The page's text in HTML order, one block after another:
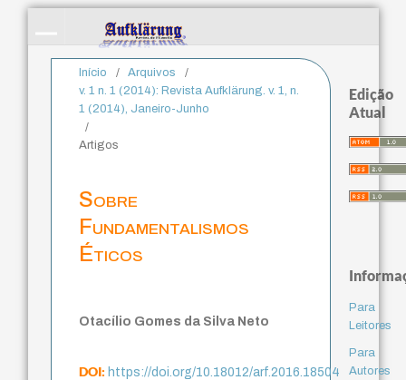
Início / Arquivos
/
v. 1 n. 1 (2014): Revista Aufklärung. v. 1, n.
1 (2014), Janeiro-Junho
/
Artigos
Sobre
Fundamentalismos
Éticos
Otacílio Gomes da Silva Neto
DOI:https://doi.org/10.18012/arf.2016.18504
Edição
Atual
Para
Leitores
Para
Autores